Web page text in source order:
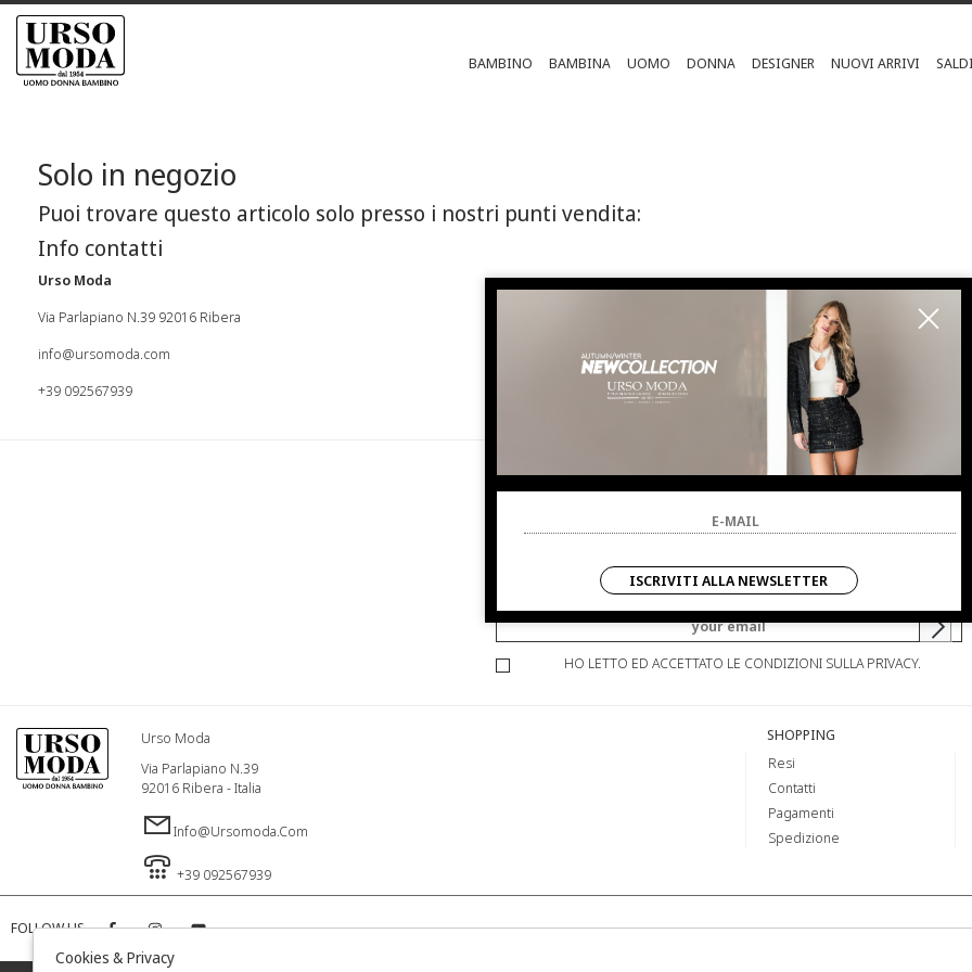
BAMBINO BAMBINA UOMO DONNA DESIGNER NUOVI ARRIVI SALDI
Solo in negozio
Puoi trovare questo articolo solo presso i nostri punti vendita:
Info contatti
Urso Moda
Via Parlapiano N.39 92016 Ribera
info@ursomoda.com
+39 092567939
ISCRIVITI ALLA
NEWSLETTER
SARAI SEMPRE AGGIORNATO SU OFFERTE E PROMOZIONI.
HO LETTO ED ACCETTATO LE CONDIZIONI SULLA PRIVACY.
Urso Moda
Via Parlapiano N.39
92016 Ribera - Italia
Info@ursomoda.com
+39 092567939
SHOPPING
Resi
Contatti
Pagamenti
Spedizione
FOLLOW US
ISCRIVITI ALLA NEWSLETTER
Cookies & Privacy